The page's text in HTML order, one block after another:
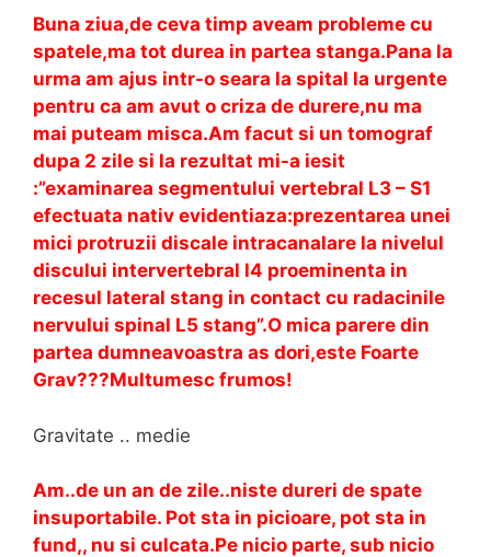
Buna ziua,de ceva timp aveam probleme cu
spatele,ma tot durea in partea stanga.Pana la
urma am ajus intr-o seara la spital la urgente
pentru ca am avut o criza de durere,nu ma
mai puteam misca.Am facut si un tomograf
dupa 2 zile si la rezultat mi-a iesit
:”examinarea segmentului vertebral L3 – S1
efectuata nativ evidentiaza:prezentarea unei
mici protruzii discale intracanalare la nivelul
discului intervertebral l4 proeminenta in
recesul lateral stang in contact cu radacinile
nervului spinal L5 stang”.O mica parere din
partea dumneavoastra as dori,este Foarte
Grav???Multumesc frumos!
Gravitate .. medie
Am..de un an de zile..niste dureri de spate
insuportabile. Pot sta in picioare, pot sta in
fund,, nu si culcata.Pe nicio parte, sub nicio